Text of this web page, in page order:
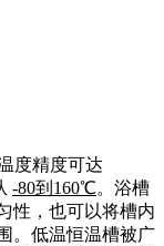
度精度可达
-80到160℃。浴槽
性，也可以将槽内
。低温恒温槽被广